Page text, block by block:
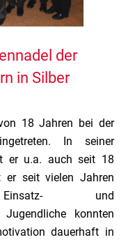
der
in Silber
18 Jahren bei der
In seiner
er u.a. auch seit 18
er seit vielen Jahren
Einsatz- und
Jugendliche konnten
dauerhaft in